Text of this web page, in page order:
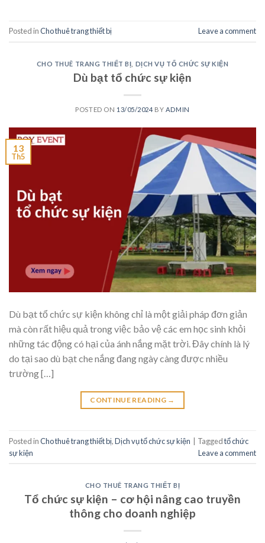
Posted inCho thuê trang thiết bị Leave a comment
CHO THUÊ TRANG THIẾT BỊ DỊCH VỤ TỔ CHỨC SỰ KIỆN
Dù bạt tổ chức sự kiện
POSTED ON 13/05/2024 BY ADMIN
13
Th5
Dù bạt tổ chức sự kiện không chỉ là một giải pháp đơn giản
mà còn rất hiệu quả trong việc bảo vệ các em học sinh khỏi
những tác động có hại của ánh nắng mặt trời. Đây chính là lý
do tại sao dù bạt che nắng đang ngày càng được nhiều
trường […]
CONTINUE READING →
Posted inCho thuê trang thiết bị,Dịch vụ tổ chức sự kiện | Taggedtổ chức
sự kiện
Leave a comment
CHO THUÊ TRANG THIẾT BỊ
Tổ chức sự kiện – cơ hội nâng cao truyền
thông cho doanh nghiệp